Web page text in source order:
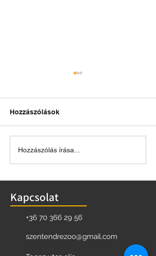
Őslények napja
Hozzászólások
Hozzászólás írása...
Kapcsolat
+36 70 366 29 56
szentendrezoo@gmail.com